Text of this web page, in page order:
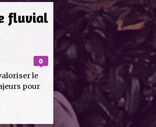
fluvial
0
le
pour